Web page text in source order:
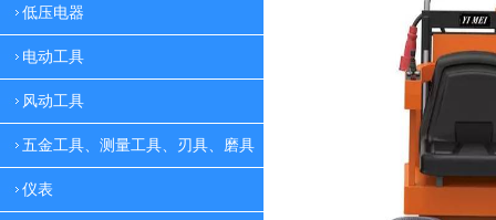
低压电器
电动工具
风动工具
五金工具、测量工具、刃具、磨具
仪表